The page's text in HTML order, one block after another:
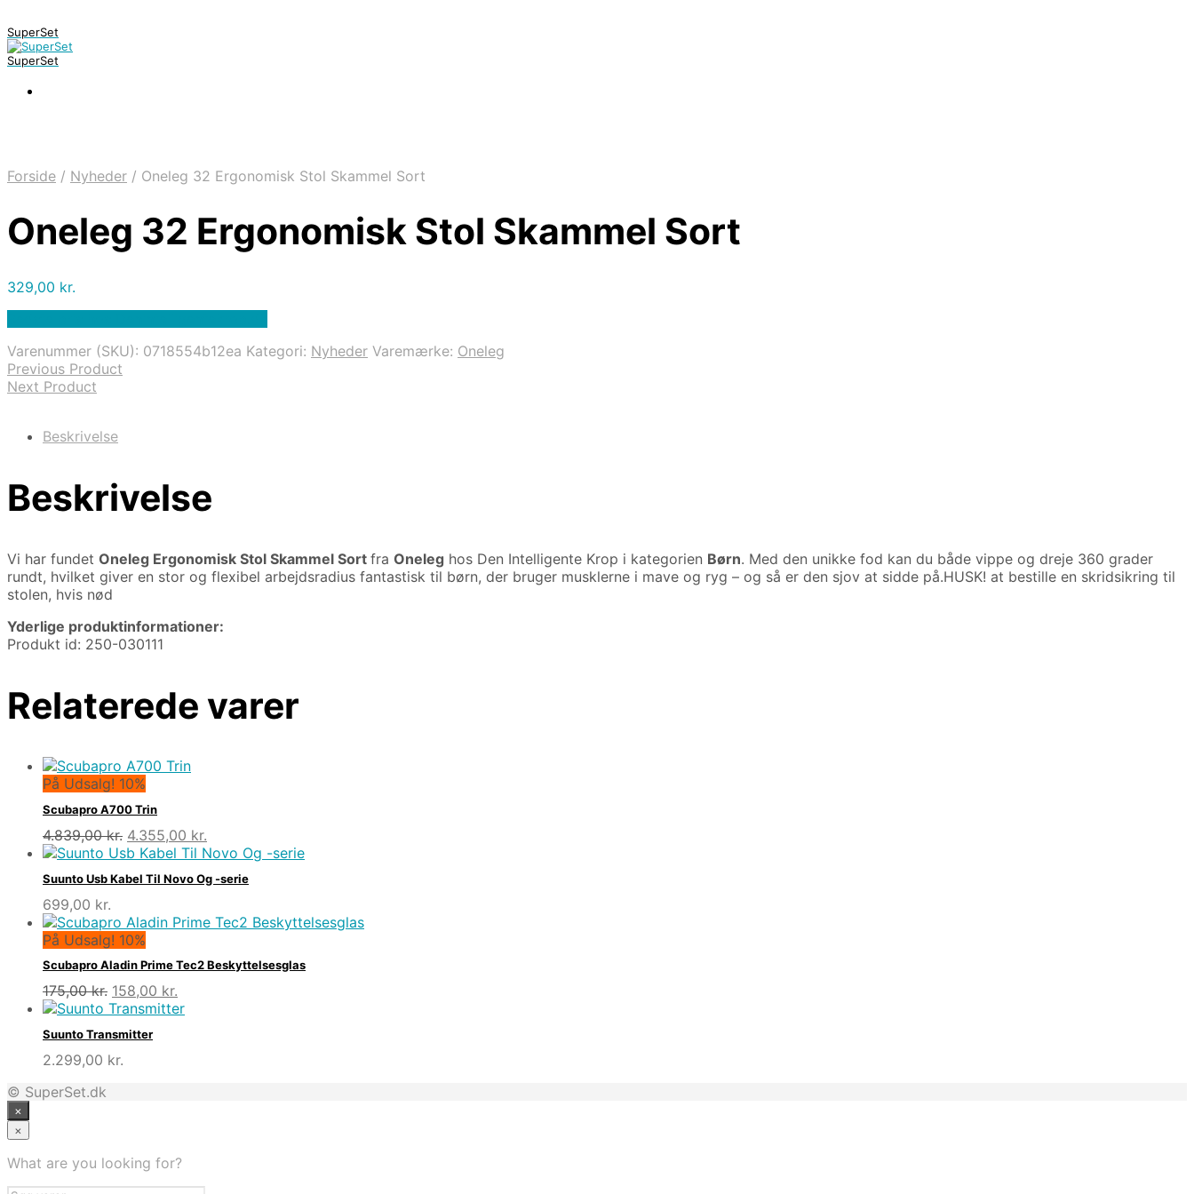
SuperSet
SuperSet
Forside / Nyheder / Oneleg 32 Ergonomisk Stol Skammel Sort
Oneleg 32 Ergonomisk Stol Skammel Sort
329,00 kr.
Varenummer (SKU): 0718554b12ea Kategori: Nyheder Varemærke: Oneleg
Previous Product
Next Product
Beskrivelse
Beskrivelse
Vi har fundet Oneleg Ergonomisk Stol Skammel Sort fra Oneleg hos Den Intelligente Krop i kategorien Børn. Med den unikke fod kan du både vippe og dreje 360 grader
rundt, hvilket giver en stor og flexibel arbejdsradius fantastisk til børn, der bruger musklerne i mave og ryg – og så er den sjov at sidde på.HUSK! at bestille en skridsikring til
stolen, hvis nød
Yderlige produktinformationer:
Produkt id: 250-030111
Relaterede varer
På Udsalg! 10%
Scubapro A700 Trin
4.839,00kr. Den
oprindelige
pris
var:
4.355,00 kr.
aktuelle
er:
Suunto Usb Kabel Til Novo Og -serie
699,00 kr.
På Udsalg! 10%
Scubapro Aladin Prime Tec2 Beskyttelsesglas
175,00kr. Den
oprindelige
pris
var:
175,00 kr..
158,00 kr.
aktuelle
Suunto Transmitter
2.299,00 kr.
© SuperSet.dk
×
×
What are you looking for?